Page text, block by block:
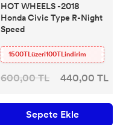
HOT WHEELS -2018
Honda Civic Type R-Night
Speed
1500TLüzeri100TLindirim
600,00 TL 440,00 TL
Sepete Ekle